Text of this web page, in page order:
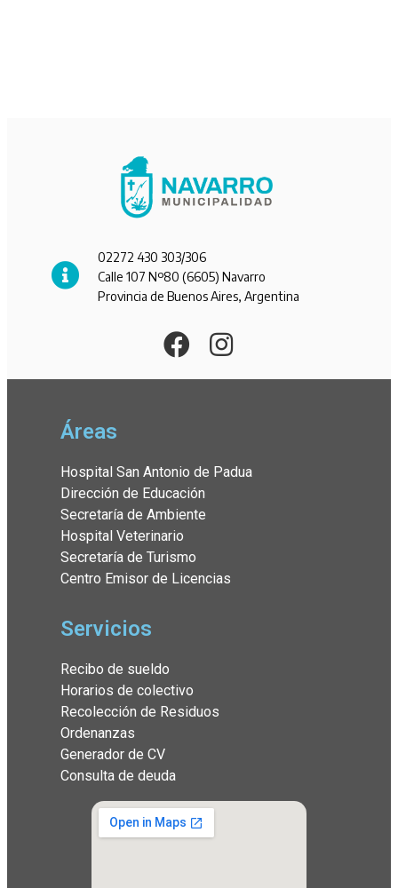
02272 430 303/306
Calle 107 Nº80 (6605) Navarro
Provincia de Buenos Aires, Argentina
Áreas
Hospital San Antonio de Padua
Dirección de Educación
Secretaría de Ambiente
Hospital Veterinario
Secretaría de Turismo
Centro Emisor de Licencias
Servicios
Recibo de sueldo
Horarios de colectivo
Recolección de Residuos
Ordenanzas
Generador de CV
Consulta de deuda